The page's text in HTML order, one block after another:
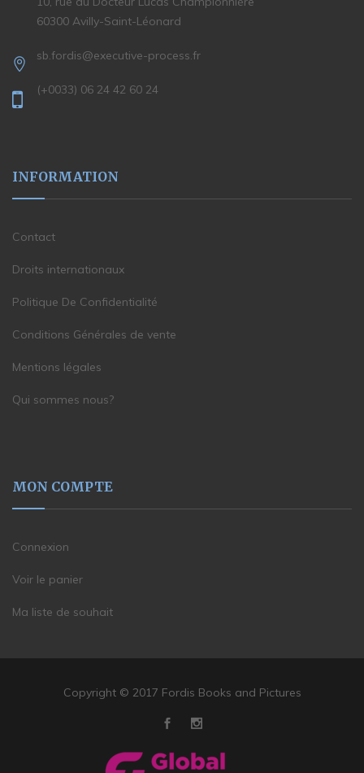
60300 Avilly-Saint-Léonard
sb.fordis@executive-process.fr
(+0033) 06 24 42 60 24
INFORMATION
Contact
Droits internationaux
Politique De Confidentialité
Conditions Générales de vente
Mentions légales
Qui sommes nous?
MON COMPTE
Connexion
Voir le panier
Ma liste de souhait
Copyright © 2017 Fordis Books and Pictures